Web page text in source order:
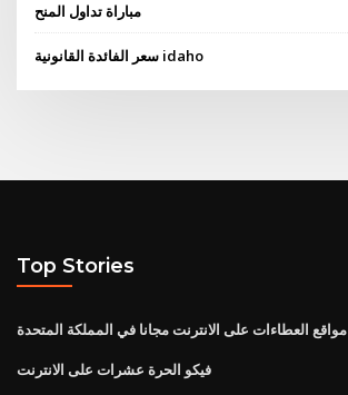
مباراة تداول المنح
سعر الفائدة القانونية idaho
Top Stories
مواقع العطاءات على الانترنت مجانا في المملكة المتحدة
فيكو الحرة عشرات على الانترنت